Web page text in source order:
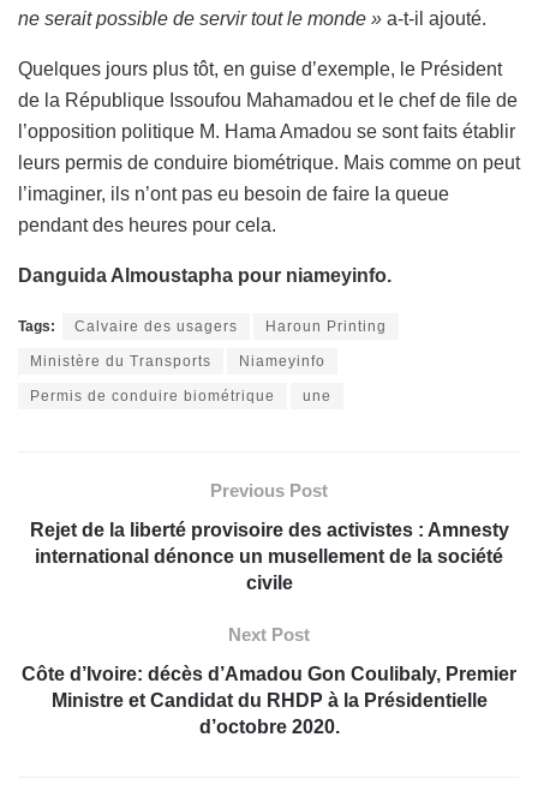
ne serait possible de servir tout le monde » a-t-il ajouté.
Quelques jours plus tôt, en guise d’exemple, le Président
de la République Issoufou Mahamadou et le chef de file de
l’opposition politique M. Hama Amadou se sont faits établir
leurs permis de conduire biométrique. Mais comme on peut
l’imaginer, ils n’ont pas eu besoin de faire la queue
pendant des heures pour cela.
Danguida Almoustapha pour niameyinfo.
Tags: Calvaire des usagers Haroun Printing
Ministère du Transports Niameyinfo
Permis de conduire biométrique une
Previous Post
Rejet de la liberté provisoire des activistes : Amnesty
international dénonce un musellement de la société
civile
Next Post
Côte d’Ivoire: décès d’Amadou Gon Coulibaly, Premier
Ministre et Candidat du RHDP à la Présidentielle
d’octobre 2020.